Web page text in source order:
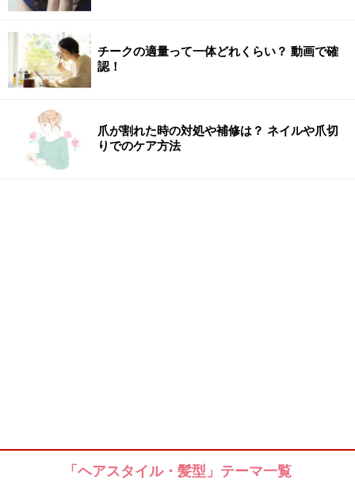
チークの適量って一体どれくらい？ 動画で確
認！
爪が割れた時の対処や補修は？ ネイルや爪切
りでのケア方法
「ヘアスタイル・髪型」テーマ一覧